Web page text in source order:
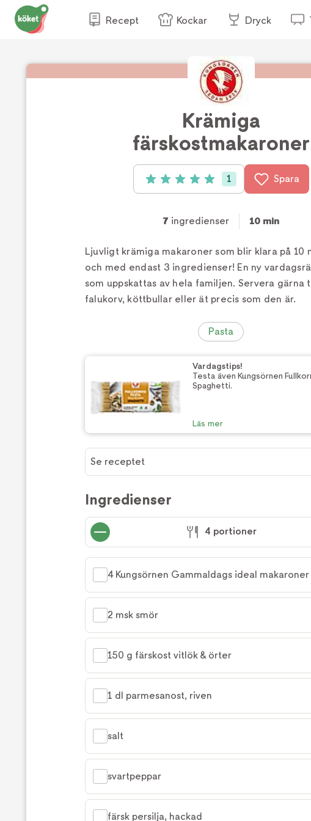
Recept Kockar Dryck
Krämiga
färskostmakaroner
Betyg: 5 av 5 (1 röster)
1 Spara
7 ingredienser 10 min
Ljuvligt krämiga makaroner som blir klara på 10
och med endast 3 ingredienser! En ny
som uppskattas av hela familjen. Servera gärna
falukorv, köttbullar eller ät precis som den är.
Pasta
Vardagstips!
Testa även Kungsörnen
Spaghetti.
Läs mer
Se receptet
Ingredienser
4 portioner
4 Kungsörnen Gammaldags ideal makaroner
2 msk smör
150 g färskost vitlök & örter
1 dl parmesanost, riven
salt
svartpeppar
färsk persilja, hackad